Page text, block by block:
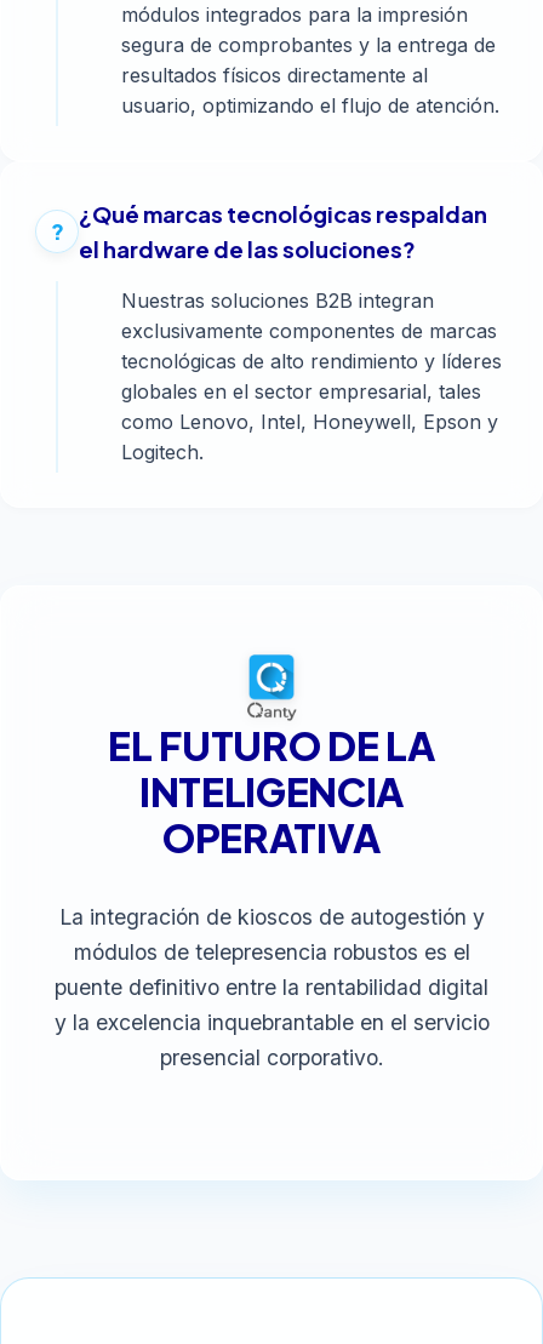
módulos integrados para la impresión
segura de comprobantes y la entrega de
resultados físicos directamente al
usuario, optimizando el flujo de atención.
¿Qué marcas tecnológicas respaldan
el hardware de las soluciones?
Nuestras soluciones B2B integran
exclusivamente componentes de marcas
tecnológicas de alto rendimiento y líderes
globales en el sector empresarial, tales
como Lenovo, Intel, Honeywell, Epson y
Logitech.
EL FUTURO DE LA
INTELIGENCIA
OPERATIVA
La integración de kioscos de autogestión y
módulos de telepresencia robustos es el
puente definitivo entre la rentabilidad digital
y la excelencia inquebrantable en el servicio
presencial corporativo.